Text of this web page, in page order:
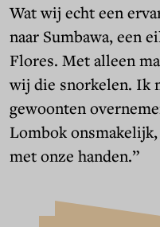
Wat wij echt een
naar Sumbawa, een
Flores. Met alleen
wij die snorkelen. Ik
gewoonten
Lombok
met onze handen.”